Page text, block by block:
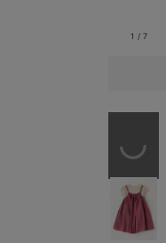
1 /7